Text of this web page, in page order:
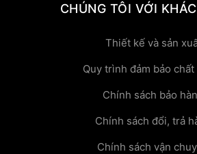
CHÚNG TÔI VỚI
Thiết kế và sản
Quy trình đảm bảo
Chính sách bảo
Chính sách đổi, trả
Chính sách vận